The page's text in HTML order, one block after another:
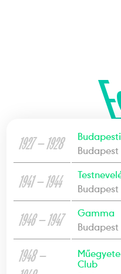
1927 — 1928
Budapest
1941 — 1944
Budapest
1946 — 1947
Gamma
Budapest
1948 —
Club